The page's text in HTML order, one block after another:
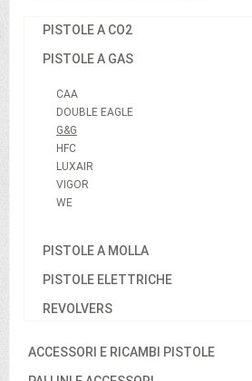
PISTOLE A CO2
PISTOLE A GAS
CAA
DOUBLE EAGLE
G&G
HFC
LUXAIR
VIGOR
WE
PISTOLE A MOLLA
PISTOLE ELETTRICHE
REVOLVERS
ACCESSORI E RICAMBI PISTOLE